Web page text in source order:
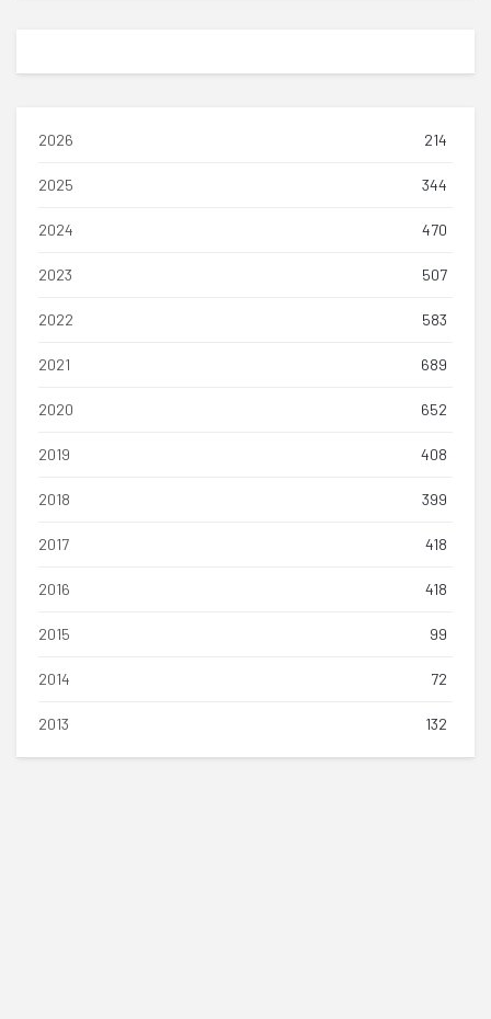
2026 214
2025 344
2024 470
2023 507
2022 583
2021 689
2020 652
2019 408
2018 399
2017 418
2016 418
2015 99
2014 72
2013 132